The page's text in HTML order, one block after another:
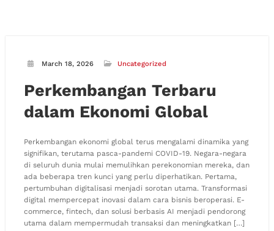
March 18, 2026 Uncategorized
Perkembangan Terbaru
dalam Ekonomi Global
Perkembangan ekonomi global terus mengalami dinamika yang
signifikan, terutama pasca-pandemi COVID-19. Negara-negara
di seluruh dunia mulai memulihkan perekonomian mereka, dan
ada beberapa tren kunci yang perlu diperhatikan. Pertama,
pertumbuhan digitalisasi menjadi sorotan utama. Transformasi
digital mempercepat inovasi dalam cara bisnis beroperasi. E-
commerce, fintech, dan solusi berbasis AI menjadi pendorong
utama dalam mempermudah transaksi dan meningkatkan […]